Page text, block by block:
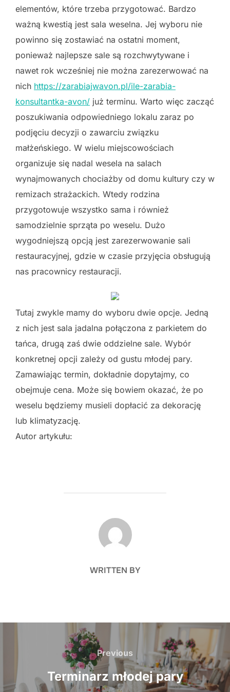
elementów, które trzeba przygotować. Bardzo
ważną kwestią jest sala weselna. Jej wyboru nie
powinno się zostawiać na ostatni moment,
ponieważ najlepsze sale są rozchwytywane i
nawet rok wcześniej nie można zarezerwować na
nich https://zarabiajwavon.pl/ile-zarabia-
konsultantka-avon/ już terminu. Warto więc zacząć
poszukiwania odpowiedniego lokalu zaraz po
podjęciu decyzji o zawarciu związku
małżeńskiego. W wielu miejscowościach
organizuje się nadal wesela na salach
wynajmowanych chociażby od domu kultury czy w
remizach strażackich. Wtedy rodzina
przygotowuje wszystko sama i również
samodzielnie sprząta po weselu. Dużo
wygodniejszą opcją jest zarezerwowanie sali
restauracyjnej, gdzie w czasie przyjęcia obsługują
nas pracownicy restauracji.
Tutaj zwykle mamy do wyboru dwie opcje. Jedną
z nich jest sala jadalna połączona z parkietem do
tańca, drugą zaś dwie oddzielne sale. Wybór
konkretnej opcji zależy od gustu młodej pary.
Zamawiając termin, dokładnie dopytajmy, co
obejmuje cena. Może się bowiem okazać, że po
weselu będziemy musieli dopłacić za dekorację
lub klimatyzację.
Autor artykułu:
POST AUTHOR
WRITTEN BY
Nawigacja
Previous
Previous
Terminarz młodej pary